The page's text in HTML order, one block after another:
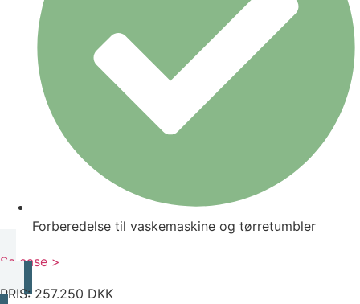
Forberedelse til vaskemaskine og tørretumbler
Se case >
PRIS: 257.250 DKK